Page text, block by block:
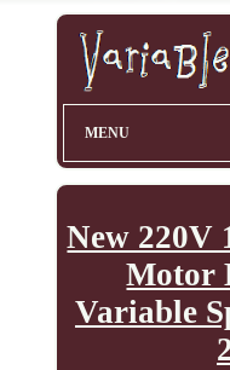
MENU
New 220V
Motor
Variable